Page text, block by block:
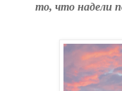
то, что надели